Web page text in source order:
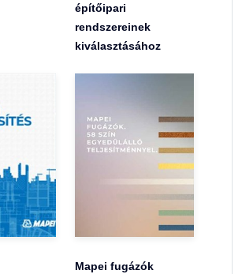
építőipari
rendszereinek
kiválasztásához
Mapei fugázók